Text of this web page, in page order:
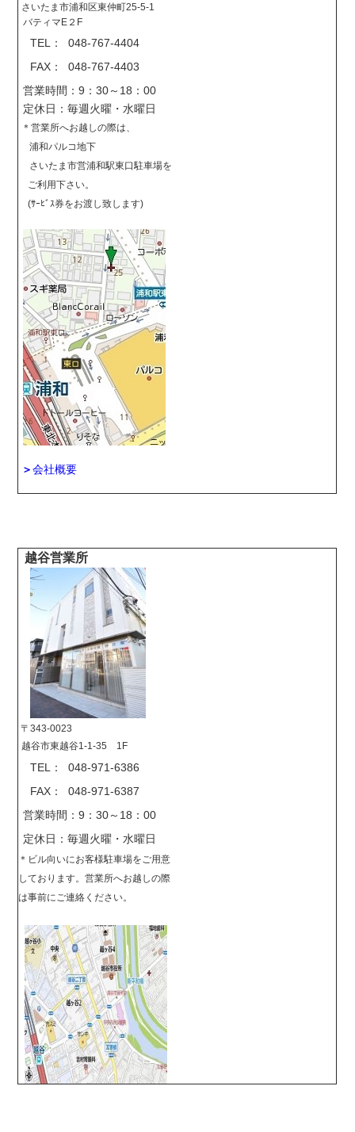
さいたま市浦和区東仲町25-5-1
バティマE２F
TEL： 048-767-4404
FAX： 048-767-4403
営業時間：9：30～18：00
定休日：毎週火曜・水曜日
＊営業所へお越しの際は、
浦和パルコ地下
さいたま市営浦和駅東口駐車場を
ご利用下さい。
(ｻｰﾋﾞｽ券をお渡し致します)
＞会社概要
越谷営業所
〒343-0023
越谷市東越谷1-1-35 1F
TEL： 048-971-6386
FAX： 048-971-6387
営業時間：9：30～18：00
定休日：毎週火曜・水曜日
＊ ビル向いにお客様駐車場をご用意
しております。営業所へお越しの際
は事前に ご連絡ください。